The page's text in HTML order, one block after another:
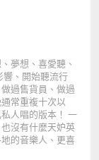
夢想、喜愛聽、
響、開始聽流行
過售貨員、做過
常重複十次以
人唱的版本！ 一
沒有什麼天妒英
的音樂人、更喜